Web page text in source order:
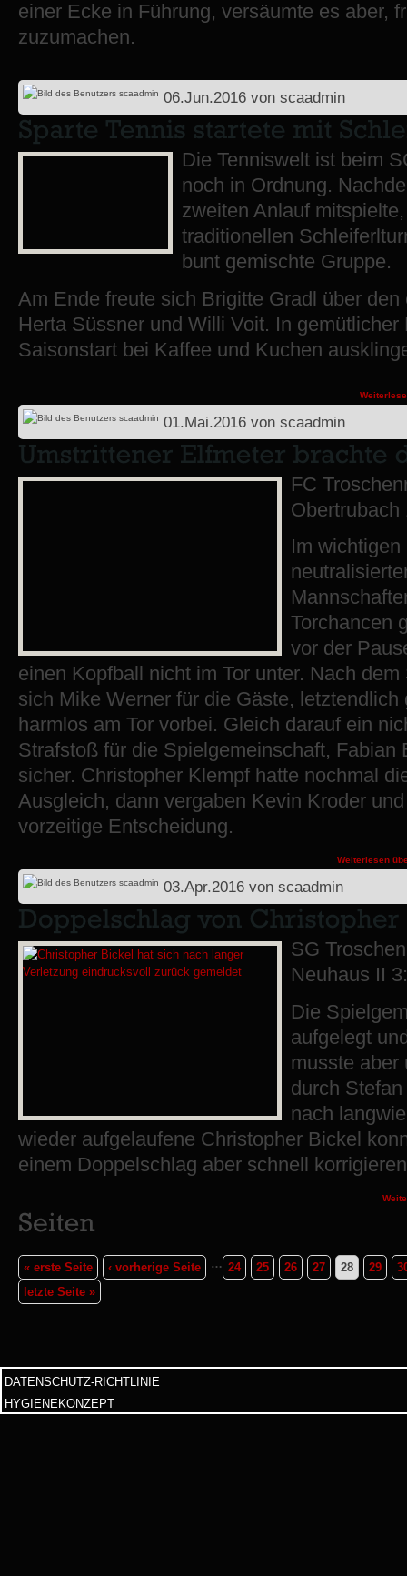
einer Ecke in Führung, versäumte es aber,
zuzumachen.
06.Jun.2016 von scaadmin
Die Tenniswelt ist beim
noch in Ordnung.
zweiten Anlauf
traditionellen
bunt gemischte Gruppe.
Am Ende freute sich Brigitte Gradl über
Herta Süssner und Willi Voit. In
Saisonstart bei Kaffee und Kuchen
01.Mai.2016 von scaadmin
FC
Obertrubach
Im
Torchancen
vor der
einen Kopfball nicht im Tor unter. Nach
sich Mike Werner für die Gäste, letztendlich
harmlos am Tor vorbei. Gleich darauf ein
Strafstoß für die Spielgemeinschaft, Fabian
sicher. Christopher Klempf hatte nochmal
Ausgleich, dann vergaben Kevin Kroder
vorzeitige Entscheidung.
Weiterlesen
03.Apr.2016 von scaadmin
SG
Neuhaus II
Die
aufgelegt
musste aber
durch
nach
wieder aufgelaufene Christopher Bickel
einem Doppelschlag aber schnell
« erste Seite ‹ vorherige Seite … 24 25 26 27 28 29
letzte Seite »
DATENSCHUTZ-RICHTLINIE
HYGIENEKONZEPT